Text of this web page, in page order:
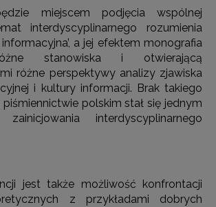
miejscem podjęcia wspólnej
interdyscyplinarnego rozumienia
a jej efektem monografia
stanowiska i otwierającą
różne perspektywy analizy zjawiska
i kultury informacji. Brak takiego
polskim stał się jednym
interdyscyplinarnego
jest także możliwość konfrontacji
z przykładami dobrych